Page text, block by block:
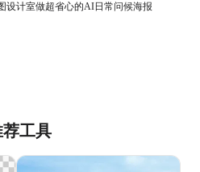
设计室做超省心的AI日常问候海报
工具